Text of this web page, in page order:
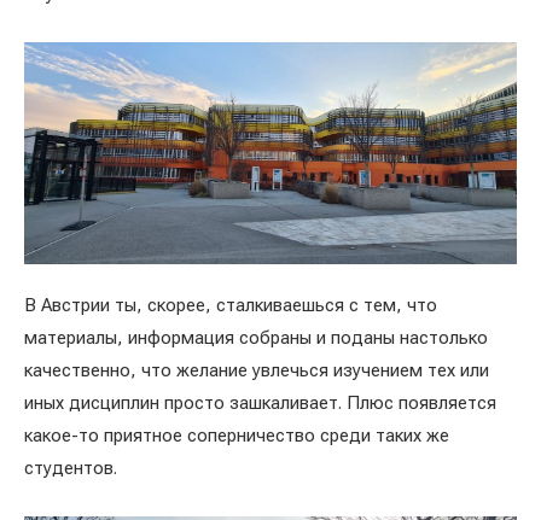
В Австрии ты, скорее, сталкиваешься с тем, что
материалы, информация собраны и поданы настолько
качественно, что желание увлечься изучением тех или
иных дисциплин просто зашкаливает. Плюс появляется
какое-то приятное соперничество среди таких же
студентов.